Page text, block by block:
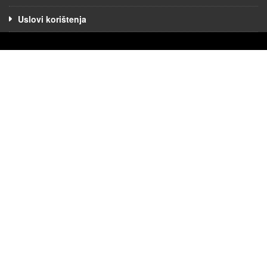
Uslovi korištenja